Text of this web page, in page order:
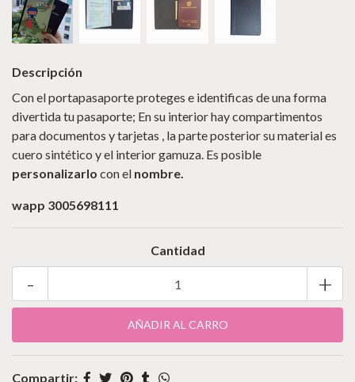
Descripción
Con el portapasaporte proteges e identificas de una forma
divertida tu pasaporte; En su interior hay compartimentos
para documentos y tarjetas , la parte posterior su material es
cuero sintético y el interior gamuza. Es posible
personalizarlo con el nombre.
wapp 3005698111
Cantidad
+
-
Compartir: